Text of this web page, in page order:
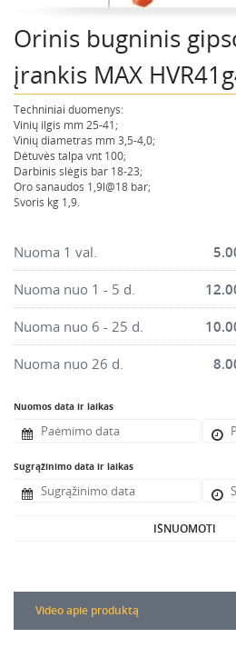
Plytelių, blokelių, polistirolo
Rankiniai sodo ir buities įrankiai
Šildytuvai, kaloriferiai,
Sodo ir miško įranga
Suvirinimo įranga
Vandens ir purvo siurbliai
Valymo įranga
Orinis bugninis
įrankis MAX
Techniniai duomenys:
Vinių ilgis mm 25-41;
Vinių diametras mm 3,5-4,0;
Dėtuvės talpa vnt 100;
Darbinis slėgis bar 18-23;
Oro sanaudos 1,9l@18 bar;
Svoris kg 1,9.
Nuoma 1 val.
Nuoma nuo 1 - 5 d.
Nuoma nuo 6 - 25 d.
Nuoma nuo 26 d.
Nuomos data ir laikas
Sugrąžinimo data ir laikas
IŠNUOMOTI
Video apie produktą